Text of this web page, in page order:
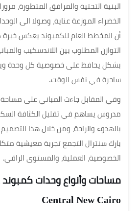
البنية التحتية والمرافق المتطورة،
الخضراء الموزعة عناية، وصولا الى
أن المخطط العام للكمبوند يعكس
التوازن المطلوب بين اللاندسكيب
بشكل يحافظ على خصوصية كل وحدة
ساحرة في نفس الوقت.
وفي المقابل جاءت المباني على
مدروس يساهم في تقليل الكثافة
بالهدوء والراحة، ومن خلال هذا
بارك سنترال التجمع تجربة معيشية
الخصوصية، العملية، والمستوى الراقي.
Central New Cairo